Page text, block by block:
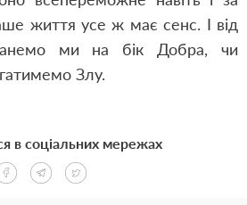
життя усе ж має сенс. І від
ми на бік Добра, чи
Злу.
в соціальних мережах